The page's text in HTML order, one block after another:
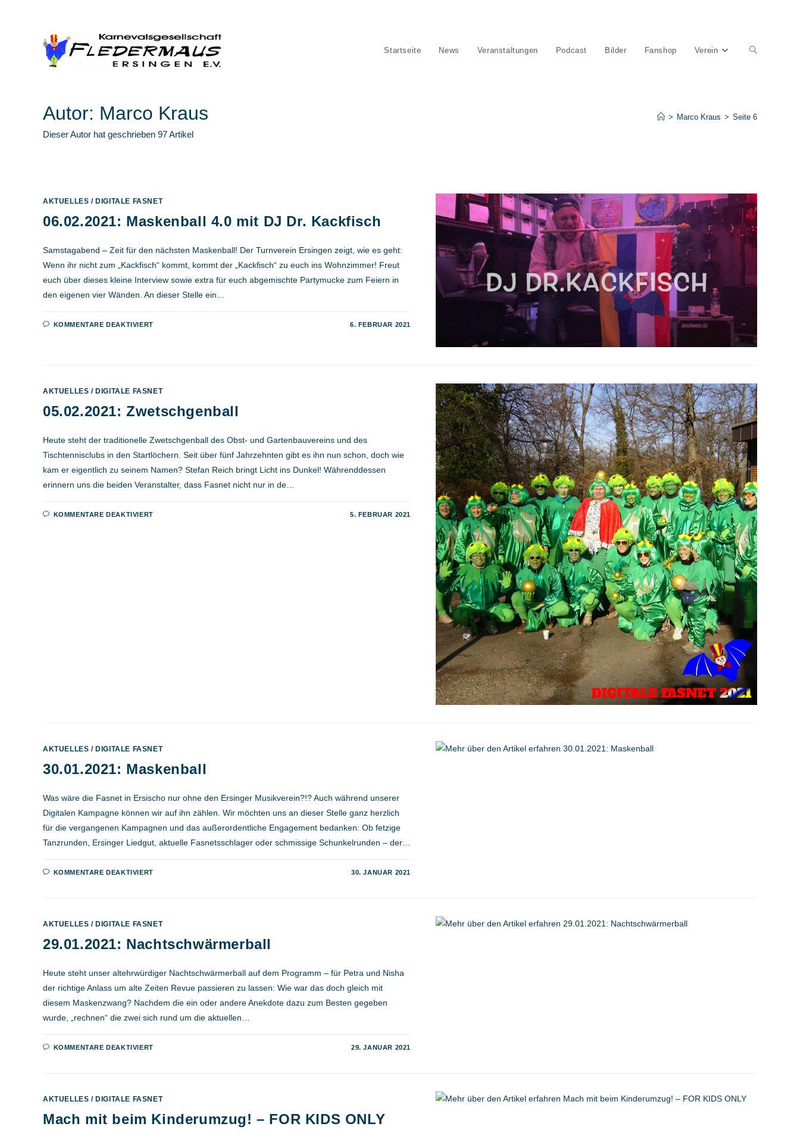
Startseite News Veranstaltungen Podcast Bilder Fanshop Verein Website-
Autor: Marco Kraus
Dieser Autor hat geschrieben 97 Artikel
> Marco Kraus > Seite 6
AKTUELLES / DIGITALE FASNET
06.02.2021: Maskenball 4.0 mit DJ Dr. Kackfisch
Samstagabend – Zeit für den nächsten Maskenball! Der Turnverein Ersingen zeigt, wie es geht:
Wenn ihr nicht zum „Kackfisch“ kommt, kommt der „Kackfisch“ zu euch ins Wohnzimmer! Freut
euch über dieses kleine Interview sowie extra für euch abgemischte Partymucke zum Feiern in
den eigenen vier Wänden. An dieser Stelle ein…
KOMMENTARE DEAKTIVIERTFÜR
6. FEBRUAR 2021
AKTUELLES /DIGITALE FASNET
05.02.2021: Zwetschgenball
Heute steht der traditionelle Zwetschgenball des Obst- und Gartenbauvereins und des
Tischtennisclubs in den Startlöchern. Seit über fünf Jahrzehnten gibt es ihn nun schon, doch wie
kam er eigentlich zu seinem Namen? Stefan Reich bringt Licht ins Dunkel! Währenddessen
erinnern uns die beiden Veranstalter, dass Fasnet nicht nur in de…
KOMMENTARE DEAKTIVIERTFÜR
5. FEBRUAR 2021
AKTUELLES /DIGITALE FASNET
30.01.2021: Maskenball
Was wäre die Fasnet in Ersischo nur ohne den Ersinger Musikverein?!? Auch während unserer
Digitalen Kampagne können wir auf ihn zählen. Wir möchten uns an dieser Stelle ganz herzlich
für die vergangenen Kampagnen und das außerordentliche Engagement bedanken: Ob fetzige
Tanzrunden, Ersinger Liedgut, aktuelle Fasnetsschlager oder schmissige Schunkelrunden – der…
KOMMENTARE DEAKTIVIERTFÜR
30. JANUAR 2021
AKTUELLES /DIGITALE FASNET
29.01.2021: Nachtschwärmerball
Heute steht unser altehrwürdiger Nachtschwärmerball auf dem Programm – für Petra und Nisha
der richtige Anlass um alte Zeiten Revue passieren zu lassen: Wie war das doch gleich mit
diesem Maskenzwang? Nachdem die ein oder andere Anekdote dazu zum Besten gegeben
wurde, „rechnen“ die zwei sich rund um die aktuellen…
KOMMENTARE DEAKTIVIERTFÜR
29. JANUAR 2021
AKTUELLES /DIGITALE FASNET
Mach mit beim Kinderumzug! – FOR KIDS ONLY